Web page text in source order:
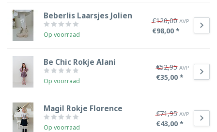
Beberlis Laarsjes Jolien
Op voorraad
€120,00 AVP
€98,00 *
Be Chic Rokje Alani
Op voorraad
€52,95 AVP
€35,00 *
Magil Rokje Florence
Op voorraad
€71,95 AVP
€43,00 *